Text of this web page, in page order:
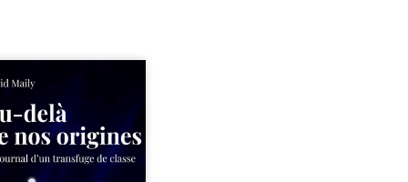
un milieu populaire où
et les fractures
tenaient lieu de
David a choisi la
Très tôt, l’école et les
deviennent ses armes de